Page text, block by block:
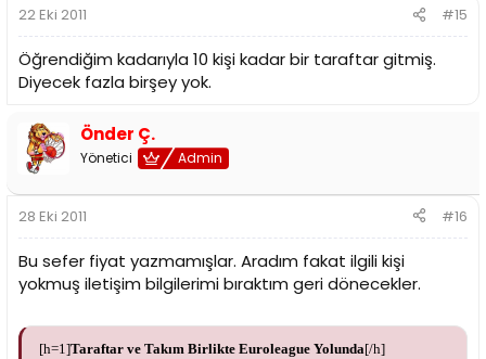
22 Eki 2011 #15
Öğrendiğim kadarıyla 10 kişi kadar bir taraftar gitmiş.
Diyecek fazla birşey yok.
Önder Ç.
Yönetici Admin
28 Eki 2011 #16
Bu sefer fiyat yazmamışlar. Aradım fakat ilgili kişi
yokmuş iletişim bilgilerimi bıraktım geri dönecekler.
[h=1]Taraftar ve Takım Birlikte Euroleague Yolunda[/h]